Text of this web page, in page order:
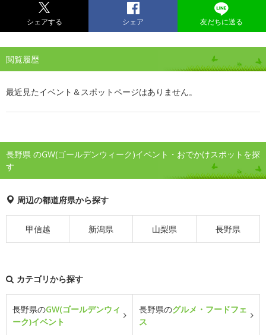
シェアする シェア 友だちに送る
閲覧履歴
最近見たイベント＆スポットページはありません。
長野県 のGW(ゴールデンウィーク)イベント・おでかけスポットを探
す
周辺の都道府県から探す
甲信越 新潟県 山梨県 長野県
カテゴリから探す
長野県のGW(ゴールデンウィ
ーク)イベント
長野県のグルメ・フードフェ
ス